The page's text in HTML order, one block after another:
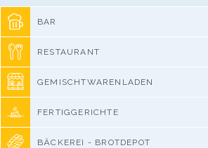
BAR
RESTAURANT
GEMISCHTWARENLADEN
FERTIGGERICHTE
BÄCKEREI - BROTDEPOT